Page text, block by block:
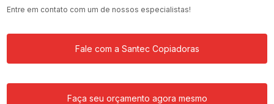
Entre em contato com um de nossos especialistas!
Fale com a Santec Copiadoras
Faça seu orçamento agora mesmo